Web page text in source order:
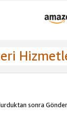
sonra Gönder